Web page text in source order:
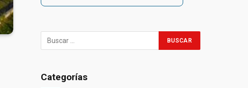
Categorías